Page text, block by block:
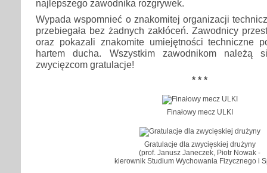
najlepszego zawodnika rozgrywek.
Wypada wspomnieć o znakomitej organizacji
przebiegała bez żadnych zakłóceń. Zawodnicy
oraz pokazali znakomite umiejętności techniczne
hartem ducha. Wszystkim zawodnikom należą
zwycięzcom gratulacje!
* * *
Finałowy mecz ULKI
Gratulacje dla zwycięskiej drużyny
(prof. Janusz Janeczek, Piotr Nowak -
kierownik Studium Wychowania Fizycznego i